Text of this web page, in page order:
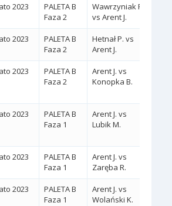
2023
PALETA B
Faza 2
Wawrzyniak R.
vs Arent J.
2023
PALETA B
Faza 2
Hetnał P. vs
Arent J.
2023
PALETA B
Faza 2
Arent J. vs
Konopka B.
2023
PALETA B
Faza 1
Arent J. vs
Lubik M.
2023
PALETA B
Faza 1
Arent J. vs
Zaręba R.
2023
PALETA B
Faza 1
Arent J. vs
Wolański K.